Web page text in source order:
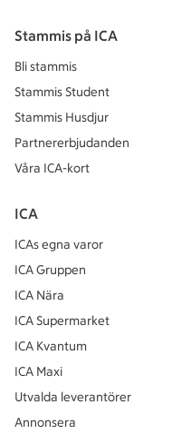
Stammis på ICA
Bli stammis
Stammis Student
Stammis Husdjur
Partnererbjudanden
Våra ICA-kort
ICA
ICAs egna varor
ICA Gruppen
ICA Nära
ICA Supermarket
ICA Kvantum
ICA Maxi
Utvalda leverantörer
Annonsera